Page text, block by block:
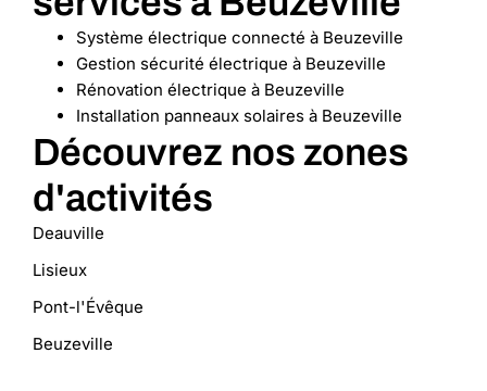
Système électrique connecté à Beuzeville
Gestion sécurité électrique à Beuzeville
Rénovation électrique à Beuzeville
Installation panneaux solaires à Beuzeville
Découvrez nos zones
d'activités
Deauville
Lisieux
Pont-l'Évêque
Beuzeville